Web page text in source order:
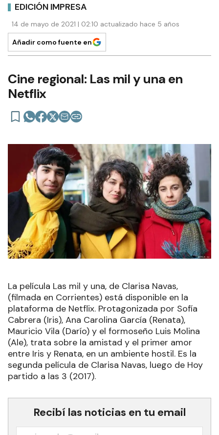
EDICIÓN IMPRESA
14 de mayo de 2021 | 02:10 actualizado hace 5 años
Añadir como fuente en
Cine regional: Las mil y una en
Netflix
La película Las mil y una, de Clarisa Navas,
(filmada en Corrientes) está disponible en la
plataforma de Netflix. Protagonizada por Sofía
Cabrera (Iris), Ana Carolina García (Renata),
Mauricio Vila (Darío) y el formoseño Luis Molina
(Ale), trata sobre la amistad y el primer amor
entre Iris y Renata, en un ambiente hostil. Es la
segunda película de Clarisa Navas, luego de Hoy
partido a las 3 (2017).
Recibí las noticias en tu email